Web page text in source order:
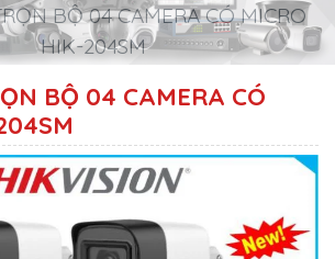
BỘ 04 CAMERA CÓ MICRO
HIK-204SM
BỘ 04 CAMERA CÓ